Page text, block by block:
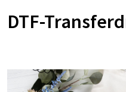
DTF-